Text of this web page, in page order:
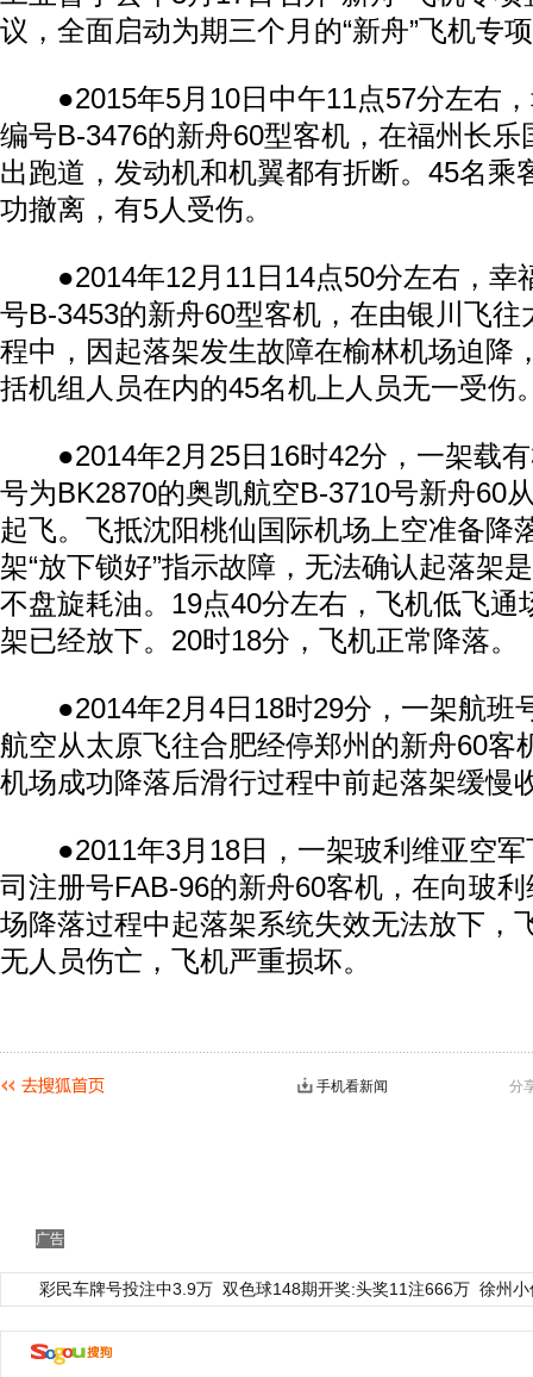
议，全面启动为期三个月的“新舟”飞机专
●2015年5月10日中午11点57分左右，
编号B-3476的新舟60型客机，在福州长乐
出跑道，发动机和机翼都有折断。45名乘
功撤离，有5人受伤。
●2014年12月11日14点50分左右，幸
号B-3453的新舟60型客机，在由银川飞往
程中，因起落架发生故障在榆林机场迫降
括机组人员在内的45名机上人员无一受伤
●2014年2月25日16时42分，一架载有
号为BK2870的奥凯航空B-3710号新舟60
起飞。飞抵沈阳桃仙国际机场上空准备降
架“放下锁好”指示故障，无法确认起落架
不盘旋耗油。19点40分左右，飞机低飞通
架已经放下。20时18分，飞机正常降落。
●2014年2月4日18时29分，一架航班
航空从太原飞往合肥经停郑州的新舟60客
机场成功降落后滑行过程中前起落架缓慢
●2011年3月18日，一架玻利维亚空军
司注册号FAB-96的新舟60客机，在向玻
场降落过程中起落架系统失效无法放下，
无人员伤亡，飞机严重损坏。
分
手机看新闻
广告
彩民车牌号投注中3.9万 双色球148期开奖:头奖11注666万 徐州